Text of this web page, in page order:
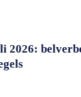
2026: